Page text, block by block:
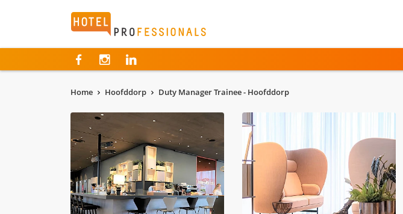
Hotelprofessionals
Home Hoofddorp Duty Manager Trainee - Hoofddorp